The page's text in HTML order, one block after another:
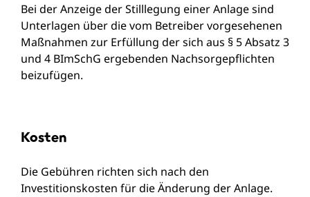
Bei der Anzeige der Stilllegung einer Anlage sind
Unterlagen über die vom Betreiber vorgesehenen
Maßnahmen zur Erfüllung der sich aus § 5 Absatz 3
und 4 BImSchG ergebenden Nachsorgepflichten
beizufügen.
Kosten
Die Gebühren richten sich nach den
Investitionskosten für die Änderung der Anlage.